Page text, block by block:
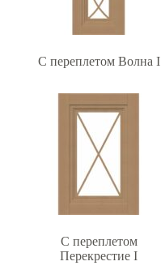
С переплетом Волна I
С переплетом
Перекрестие I